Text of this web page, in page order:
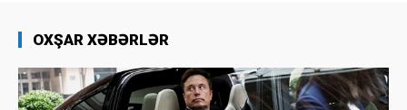
OXŞAR XƏBƏRLƏR